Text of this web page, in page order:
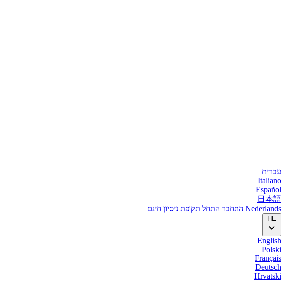
עברית
Italiano
Español
日本語
Nederlands התחבר התחל תקופת ניסיון חינם
HE
English
Polski
Français
Deutsch
Hrvatski